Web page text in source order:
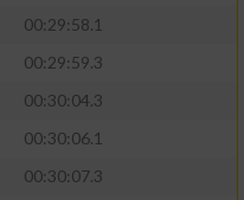
00:29:58.1
00:29:59.3
00:30:04.3
00:30:06.1
00:30:07.3